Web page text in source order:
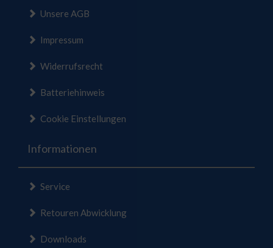
Unsere AGB
Impressum
Widerrufsrecht
Batteriehinweis
Cookie Einstellungen
Informationen
Service
Retouren Abwicklung
Downloads